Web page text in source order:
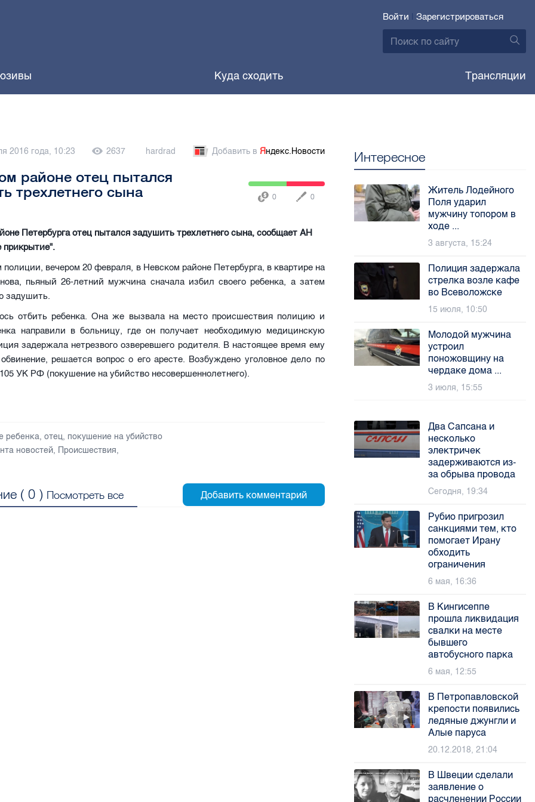
Войти | Зарегистрироваться
Куда сходить Трансляции
2016 года, 10:23 2637 hardrad Добавить в Яндекс.Новости
районе отец пытался
трехлетнего сына
0 0
Петербурга отец пытался задушить трехлетнего сына, сообщает АН
прикрытие".
полиции, вечером 20 февраля, в Невском районе Петербурга, в квартире на
пьяный 26-летний мужчина сначала избил своего ребенка, а затем
задушить.
отбить ребенка. Она же вызвала на место происшествия полицию и
направили в больницу, где он получает необходимую медицинскую
задержала нетрезвого озверевшего родителя. В настоящее время ему
решается вопрос о его аресте. Возбуждено уголовное дело по
УК РФ (покушение на убийство несовершеннолетнего).
ребенка,отец, покушение на убийство
новостей, Происшествия,
(0 ) Посмотреть все
Интересное
Житель Лодейного
Поля ударил
мужчину топором в
ходе ...
3 августа, 15:24
Полиция задержала
стрелка возле кафе
во Всеволожске
15 июля, 10:50
Молодой мужчина
устроил
поножовщину на
чердаке дома ...
3 июля, 15:55
Два Сапсана и
несколько
электричек
задерживаются из-
за обрыва провода
Сегодня, 19:34
Рубио пригрозил
санкциями тем, кто
помогает Ирану
обходить
ограничения
6 мая, 16:36
В Кингисеппе
прошла ликвидация
свалки на месте
бывшего
автобусного парка
6 мая, 12:55
В Петропавловской
крепости появились
ледяные джунгли и
Алые паруса
20.12.2018, 21:04
В Швеции сделали
заявление о
расчленении России